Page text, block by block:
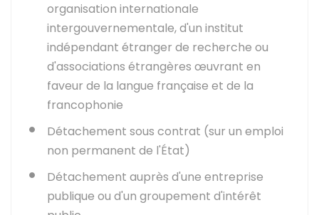
organisation internationale
intergouvernementale, d'un institut
indépendant étranger de recherche ou
d'associations étrangères œuvrant en
faveur de la langue française et de la
francophonie
Détachement sous contrat (sur un emploi
non permanent de l'État)
Détachement auprès d'une entreprise
publique ou d'un groupement d'intérêt